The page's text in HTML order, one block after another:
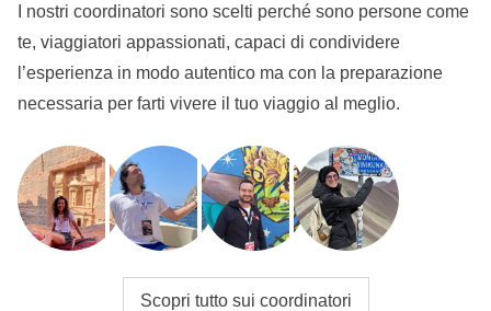
I nostri coordinatori sono scelti perché sono persone come
te, viaggiatori appassionati, capaci di condividere
l’esperienza in modo autentico ma con la preparazione
necessaria per farti vivere il tuo viaggio al meglio.
Scopri tutto sui coordinatori